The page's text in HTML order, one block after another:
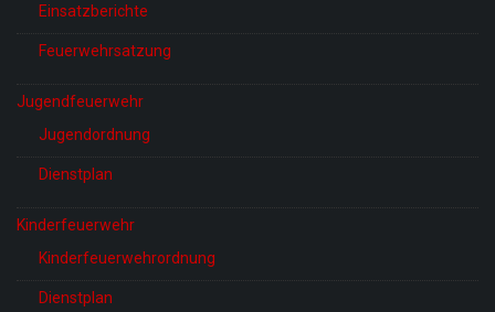
Einsatzberichte
Feuerwehrsatzung
Jugendfeuerwehr
Jugendordnung
Dienstplan
Kinderfeuerwehr
Kinderfeuerwehrordnung
Dienstplan